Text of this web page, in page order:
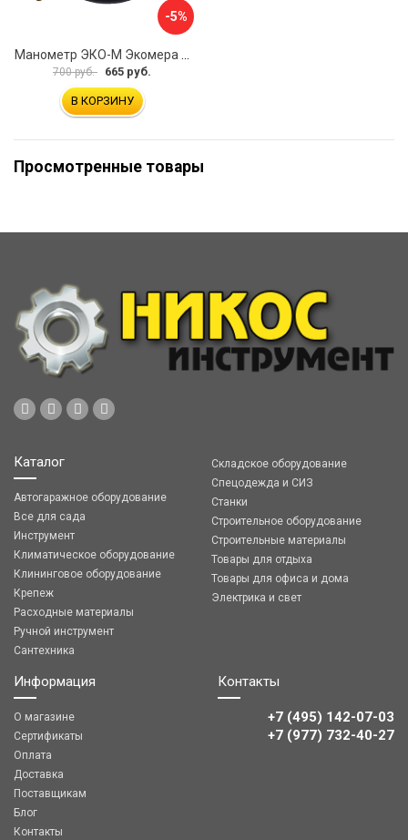
-5%
700 руб. 665 руб.
В КОРЗИНУ
Просмотренные товары
Каталог
Автогаражное оборудование
Все для сада
Инструмент
Климатическое оборудование
Клининговое оборудование
Крепеж
Расходные материалы
Ручной инструмент
Сантехника
Складское оборудование
Спецодежда и СИЗ
Станки
Строительное оборудование
Строительные материалы
Товары для отдыха
Товары для офиса и дома
Электрика и свет
Информация
О магазине
Сертификаты
Оплата
Доставка
Поставщикам
Блог
Контакты
Контакты
+7 (495) 142-07-03
‎‎+7 (977) 732-40-27